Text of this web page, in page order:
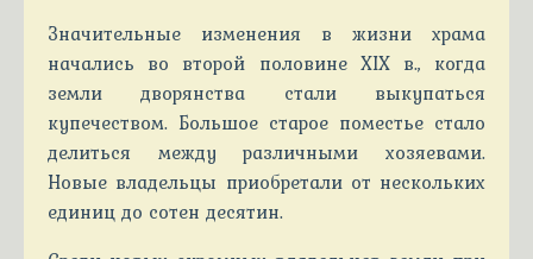
Значительные изменения в жизни храма
начались во второй половине XIX в., когда
земли дворянства стали выкупаться
купечеством. Большое старое поместье стало
делиться между различными хозяевами.
Новые владельцы приобретали от нескольких
единиц до сотен десятин.